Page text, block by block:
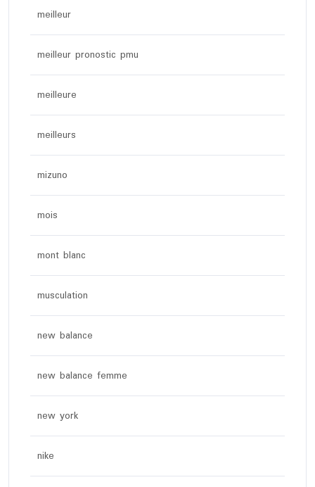
meilleur
meilleur pronostic pmu
meilleure
meilleurs
mizuno
mois
mont blanc
musculation
new balance
new balance femme
new york
nike